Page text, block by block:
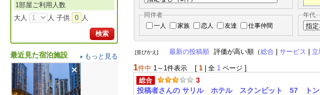
1部屋ご利用人数
大人
人 子供 0 人
検索
最近見た宿泊施設 もっと見る
同伴者
一人
家族 恋人 友達 仕事仲間
年代
[並びかえ] 最新の投稿順 評価が高い順（総合 サービス 立
1件中 1～1件表示 [ 1 | 全 1 ページ ]
総合
3
投稿者さんの サリル ホテル スクンビット 57 トン